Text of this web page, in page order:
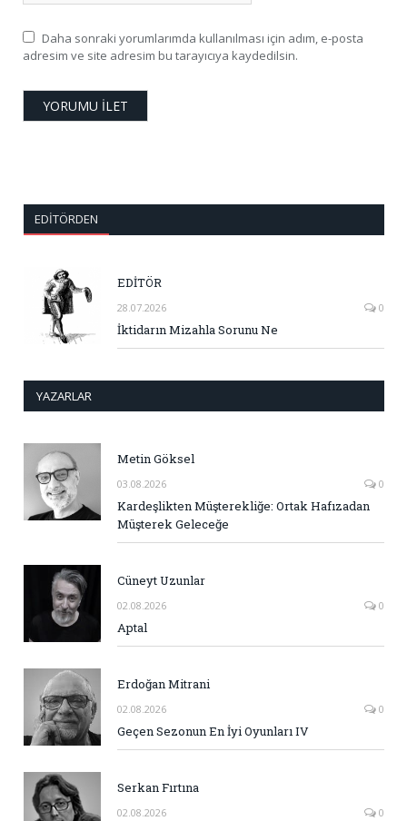
Daha sonraki yorumlarımda kullanılması için adım, e-posta
adresim ve site adresim bu tarayıcıya kaydedilsin.
EDITÖRDEN
EDİTÖR
28.07.2026 0
İktidarın Mizahla Sorunu Ne
YAZARLAR
Metin Göksel
03.08.2026 0
Kardeşlikten Müşterekliğe: Ortak Hafızadan
Müşterek Geleceğe
Cüneyt Uzunlar
02.08.2026 0
Aptal
Erdoğan Mitrani
02.08.2026 0
Geçen Sezonun En İyi Oyunları IV
Serkan Fırtına
02.08.2026 0